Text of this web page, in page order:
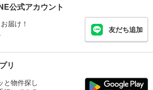
公式アカウント
届け！
友だち追加
リ
と物件探し